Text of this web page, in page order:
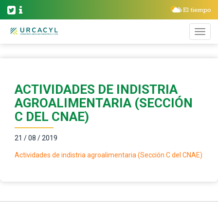
ACTIVIDADES DE INDISTRIA
AGROALIMENTARIA (SECCIÓN
C DEL CNAE)
21 / 08 / 2019
Actividades de indistria agroalimentaria (Sección C del CNAE)